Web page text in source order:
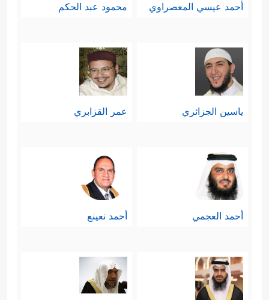
أحمد عيسي المعصراوي محمود عبد الحكم
ياسين الجزائري عمر القزابري
أحمد العجمي أحمد نعينع